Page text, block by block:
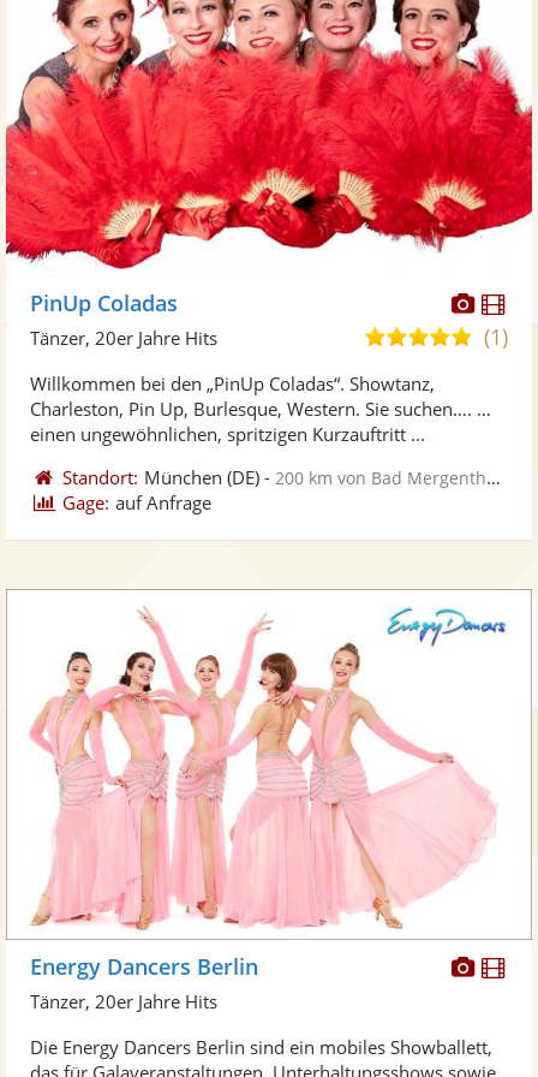
PinUp Coladas
5,0(1)
Tänzer, 20er Jahre Hits
Willkommen bei den „PinUp Coladas“. Showtanz,
Charleston, Pin Up, Burlesque, Western. Sie suchen…. …
einen ungewöhnlichen, spritzigen Kurzauftritt ...
Standort: München (DE) - 200 km von Bad Mergentheim
Gage: auf Anfrage
Fotos
Energy Dancers Berlin
Tänzer, 20er Jahre Hits
Die Energy Dancers Berlin sind ein mobiles Showballett,
das für Galaveranstaltungen, Unterhaltungsshows sowie